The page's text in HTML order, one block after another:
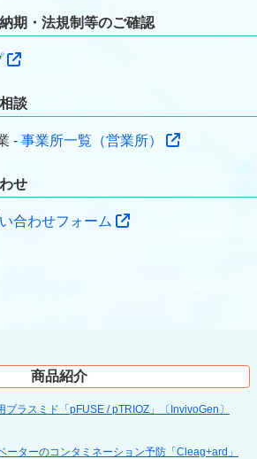
期・法規制等のご確認
談
- 事業所一覧（営業所）
せ
合わせフォーム
商品紹介
ラスミド「pFUSE / pTRIOZ」〔InvivoGen〕
ーターのコンタミネーション予防「Cleag+ard」